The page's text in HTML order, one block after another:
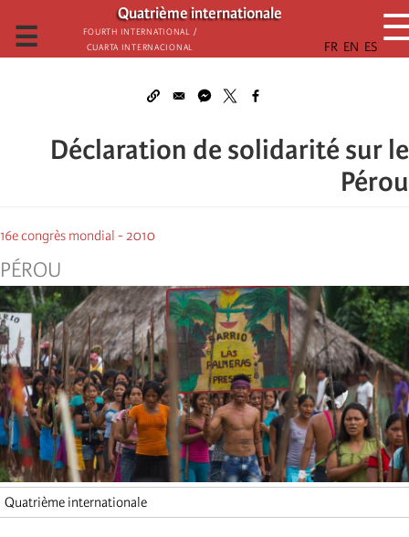
تجاوز
إلى
المحتوى
Quatrième internationale
Fourth International /
Cuarta Internacional
☰
Déclaration de solidarité sur le
Pérou
16e congrès mondial - 2010
PÉROU
Quatrième internationale